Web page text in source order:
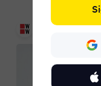
WirtschaftsWoche